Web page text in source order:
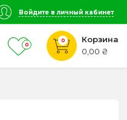
Войдите в личный кабинет
0
0
Корзина
0,00 ₴